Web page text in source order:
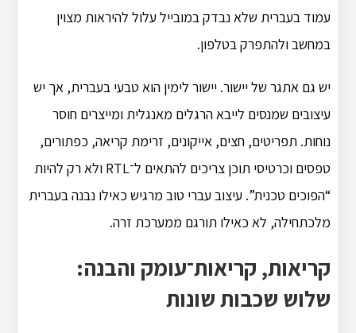
עמוד בעברית שלא נבדק במובייל עלול להיראות מצוין
במחשב ולהתפרק בטלפון.
יש גם אתגר של יישור. יישור לימין הוא טבעי בעברית, אך יש
עיצובים שמנסים לייבא הרגלים מאנגלית ומייצרים חוסר
נוחות. תפריטים, חצים, אייקונים, זרימת קריאה, כפתורים,
טפסים וכרטיסי תוכן צריכים להתאים ל־RTL ולא רק להיות
“הפוכים טכנית”. עיצוב עברי טוב מרגיש כאילו נבנה בעברית
מלכתחילה, לא כאילו תורגם ממערכת זרה.
קריאות, קריאות־עומק והבנה:
שלוש שכבות שונות